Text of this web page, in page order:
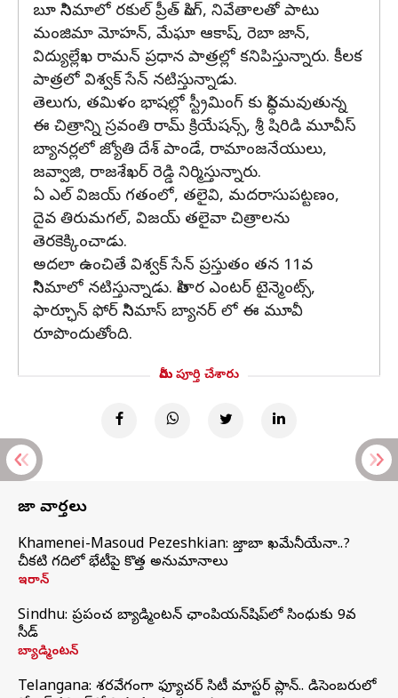
బూ సినిమాలో రకుల్ ప్రీత్ సింగ్, నివేతాలతో పాటు
మంజిమా మోహన్, మేఘా ఆకాష్, రెబా జాన్,
విద్యుల్లేఖ రామన్ ప్రధాన పాత్రల్లో కనిపిస్తున్నారు. కీలక
పాత్రలో విశ్వక్ సేన్ నటిస్తున్నాడు.
తెలుగు, తమిళం భాషల్లో స్ట్రీమింగ్ కు సిద్ధమవుతున్న
ఈ చిత్రాన్ని స్రవంతి రామ్ క్రియేషన్స్, శ్రీ షిరిడి మూవీస్
బ్యానర్లలో జ్యోతి దేశ్ పాండే, రామాంజనేయులు,
జవ్వాజి, రాజశేఖర్ రెడ్డి నిర్మిస్తున్నారు.
ఏ ఎల్ విజయ్ గతంలో, తలైవి, మదరాసుపట్టణం,
దైవ తిరుమగల్, విజయ్ తలైవా చిత్రాలను
తెరకెక్కించాడు.
అదలా ఉంచితే విశ్వక్ సేన్ ప్రస్తుతం తన 11వ
సినిమాలో నటిస్తున్నాడు. సితార ఎంటర్ టైన్మెంట్స్,
ఫార్ఛూన్ ఫోర్ సినిమాస్ బ్యానర్ లో ఈ మూవీ
రూపొందుతోంది.
మీరు పూర్తి చేశారు
తాజా వార్తలు
Khamenei-Masoud Pezeshkian: మొజ్తాబా ఖమేనీయేనా..?
చీకటి గదిలో భేటీపై కొత్త అనుమానాలు
ఇరాన్
Sindhu: ప్రపంచ బ్యాడ్మింటన్‌ ఛాంపియన్‌షిప్‌లో సింధుకు 9వ
సీడ్
బ్యాడ్మింటన్
Telangana: శరవేగంగా ఫ్యూచర్ సిటీ మాస్టర్ ప్లాన్.. డిసెంబరులో